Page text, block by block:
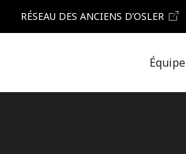
RÉSEAU DES ANCIENS D’OSLER
Équipe